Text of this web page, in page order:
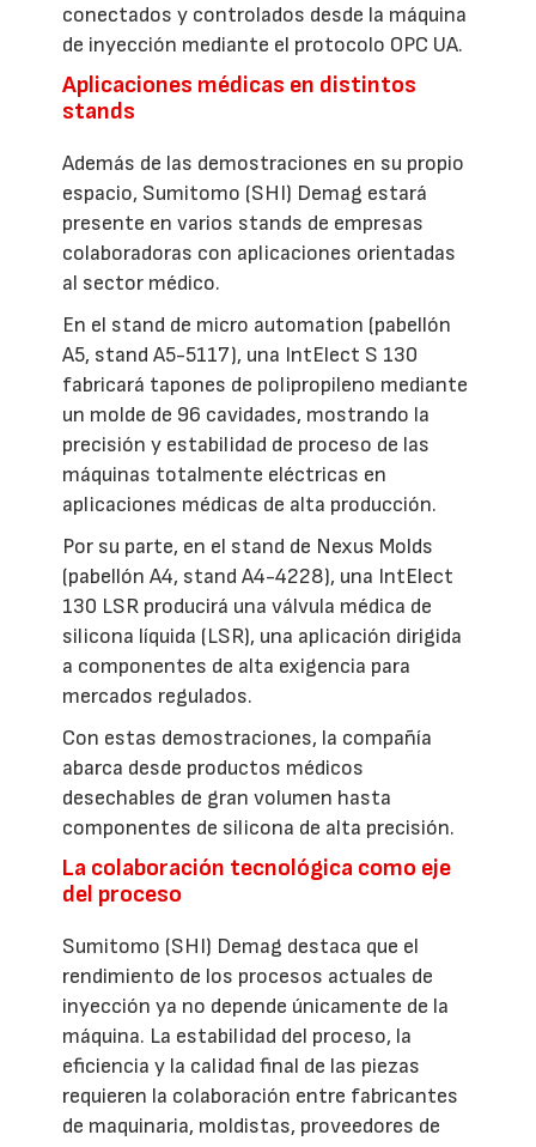
conectados y controlados desde la máquina
de inyección mediante el protocolo OPC UA.
Aplicaciones médicas en distintos
stands
Además de las demostraciones en su propio
espacio, Sumitomo (SHI) Demag estará
presente en varios stands de empresas
colaboradoras con aplicaciones orientadas
al sector médico.
En el stand de micro automation (pabellón
A5, stand A5-5117), una IntElect S 130
fabricará tapones de polipropileno mediante
un molde de 96 cavidades, mostrando la
precisión y estabilidad de proceso de las
máquinas totalmente eléctricas en
aplicaciones médicas de alta producción.
Por su parte, en el stand de Nexus Molds
(pabellón A4, stand A4-4228), una IntElect
130 LSR producirá una válvula médica de
silicona líquida (LSR), una aplicación dirigida
a componentes de alta exigencia para
mercados regulados.
Con estas demostraciones, la compañía
abarca desde productos médicos
desechables de gran volumen hasta
componentes de silicona de alta precisión.
La colaboración tecnológica como eje
del proceso
Sumitomo (SHI) Demag destaca que el
rendimiento de los procesos actuales de
inyección ya no depende únicamente de la
máquina. La estabilidad del proceso, la
eficiencia y la calidad final de las piezas
requieren la colaboración entre fabricantes
de maquinaria, moldistas, proveedores de